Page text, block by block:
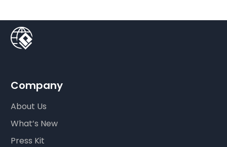
Company
About Us
What’s New
Press Kit